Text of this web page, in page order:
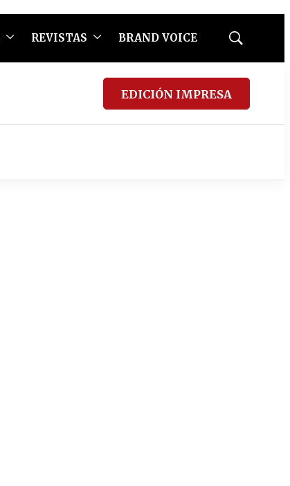
REVISTAS BRAND VOICE
Mostrar
EDICIÓN IMPRESA